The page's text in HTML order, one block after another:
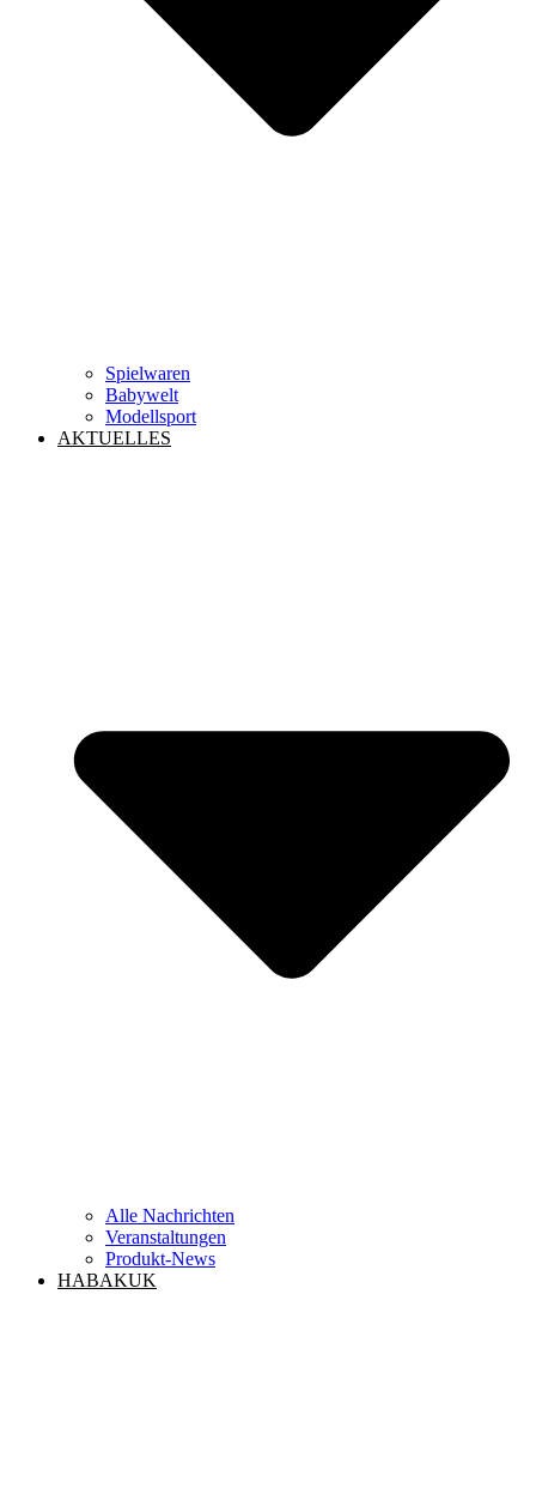
Spielwaren
Babywelt
Modellsport
AKTUELLES
Alle Nachrichten
Veranstaltungen
Produkt-News
HABAKUK